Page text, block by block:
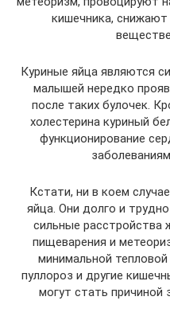
кишечника,
Куриные яйца являются
малышей нередко
после таких булочек.
холестерина куриный
функционирование
Кстати, ни в коем
яйца. Они долго и
сильные расстройства
пищеварения и
минимальной
пуллороз и другие
могут стать причиной